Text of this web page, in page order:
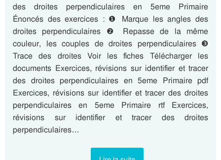
des droites perpendiculaires en 5eme Primaire
Énoncés des exercices : ❶ Marque les angles des
droites perpendiculaires ❷ Repasse de la même
couleur, les couples de droites perpendiculaires ❸
Trace des droites Voir les fiches Télécharger les
documents Exercices, révisions sur identifier et tracer
des droites perpendiculaires en 5eme Primaire pdf
Exercices, révisions sur identifier et tracer des droites
perpendiculaires en 5eme Primaire rtf Exercices,
révisions sur identifier et tracer des droites
perpendiculaires…